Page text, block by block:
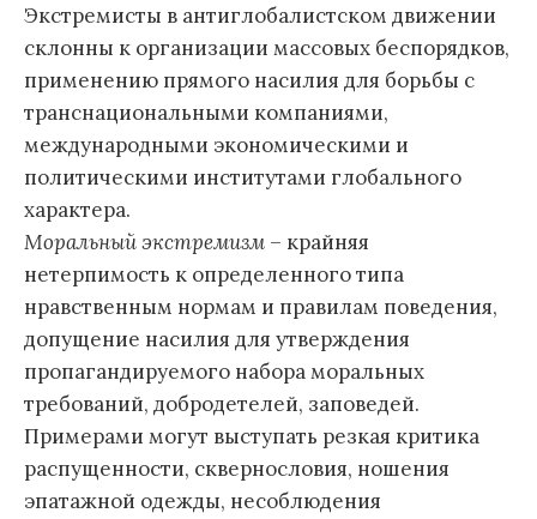
Экстремисты в антиглобалистском движении
склонны к организации массовых беспорядков,
применению прямого насилия для борьбы с
транснациональными компаниями,
международными экономическими и
политическими институтами глобального
характера.
Моральный экстремизм – крайняя
нетерпимость к определенного типа
нравственным нормам и правилам поведения,
допущение насилия для утверждения
пропагандируемого набора моральных
требований, добродетелей, заповедей.
Примерами могут выступать резкая критика
распущенности, сквернословия, ношения
эпатажной одежды, несоблюдения